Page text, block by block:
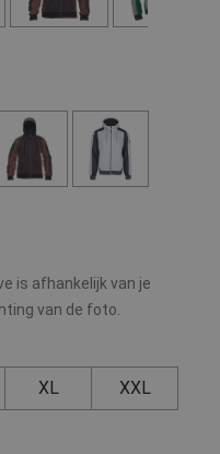
is afhankelijk van je
van de foto.
XL XXL